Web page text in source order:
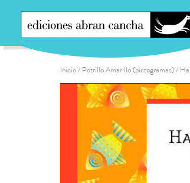
Inicio/Potrillo Amarillo (pictogramas)/